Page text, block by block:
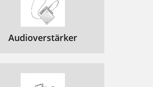
Audioverstärker